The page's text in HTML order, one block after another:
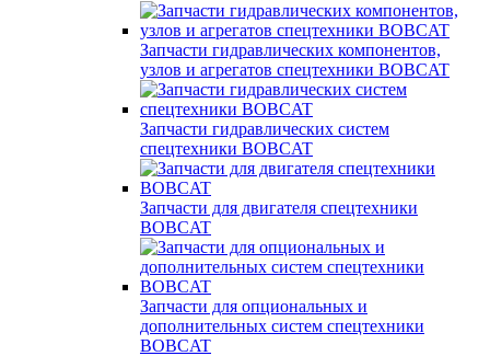
Запчасти гидравлических компонентов,
узлов и агрегатов спецтехники BOBCAT
Запчасти гидравлических систем
спецтехники BOBCAT
Запчасти для двигателя спецтехники
BOBCAT
Запчасти для опциональных и
дополнительных систем спецтехники
BOBCAT